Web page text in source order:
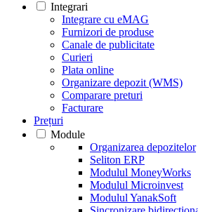
Integrari
Integrare cu eMAG
Furnizori de produse
Canale de publicitate
Curieri
Plata online
Organizare depozit (WMS)
Comparare preturi
Facturare
Prețuri
Module
Organizarea depozitelor
Seliton ERP
Modulul MoneyWorks
Modulul Microinvest
Modulul YanakSoft